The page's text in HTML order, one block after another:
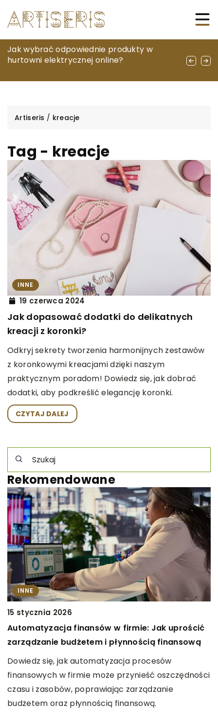
O czym należy pamiętać planując wakacje
nad morzem?
Jak wybrać odpowiednie produkty w
hurtowni elektrycznej online?
Skuteczne strategie terapeutyczne w
walce z uzależnieniami od leków nasennych
Artiseris / kreacje
Tag - kreacje
INNE
19 czerwca 2024
Jak dopasować dodatki do delikatnych
kreacji z koronki?
Odkryj sekrety tworzenia harmonijnych zestawów
z koronkowymi kreacjami dzięki naszym
praktycznym poradom! Dowiedz się, jak dobrać
dodatki, aby podkreślić elegancję koronki.
CZYTAJ DALEJ
Rekomendowane
INNE
15 stycznia 2026
Automatyzacja finansów w firmie: Jak uprościć
zarządzanie budżetem i płynnością finansową
Dowiedz się, jak automatyzacja procesów
finansowych w firmie może przynieść oszczędności
czasu i zasobów, poprawiając zarządzanie
budżetem oraz płynnością finansową.